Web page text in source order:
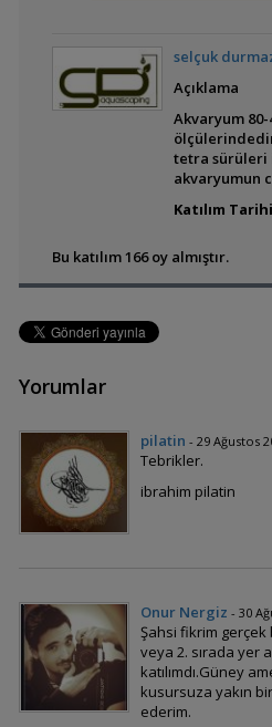
selçuk
Açıklama
Akvaryum 80-
tetra sürüleri
akvaryumun
Katılım
Bu katılım 166 oy almıştır.
Yorumlar
pilatin - 29 Ağustos
Tebrikler.
ibrahim pilatin
Onur Nergiz - 30
Şahsi fikrim gerçek
veya 2. sırada yer
katılımdı.Güney
kusursuza yakın
ederim.